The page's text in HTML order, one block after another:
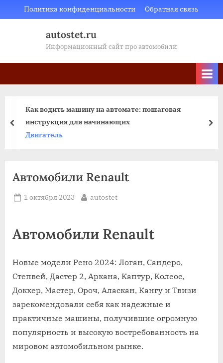
to
Политика конфиденциальности Обратная связь
autostet.ru
Информационный сайт про автомобили
Как водить машину на автомате: пошаговая
инструкция для начинающих
Двигатель
пред
Автомобили Renault
Posted
1 октября 2023 By
autostet
Автомобили Renault
Новые модели Рено 2024: Логан, Сандеро,
Степвей, Дастер 2, Аркана, Каптур, Колеос,
Доккер, Мастер, Ороч, Аласкан, Кангу и Твизи
зарекомендовали себя как надежные и
практичные машины, получившие огромную
популярность и высокую востребованность на
мировом автомобильном рынке.